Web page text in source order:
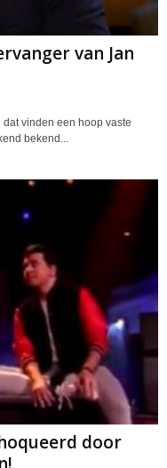
van Jan
vinden een hoop vaste
bekend...
door